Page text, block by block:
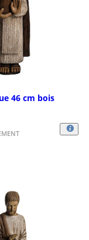
46 cm bois